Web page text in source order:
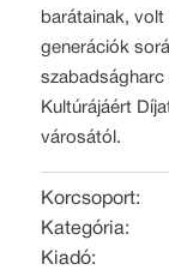
barátainak,
generációk
szabadságharc
Kultúrájáért
városától.
Korcsoport:
Kategória:
Kiadó: